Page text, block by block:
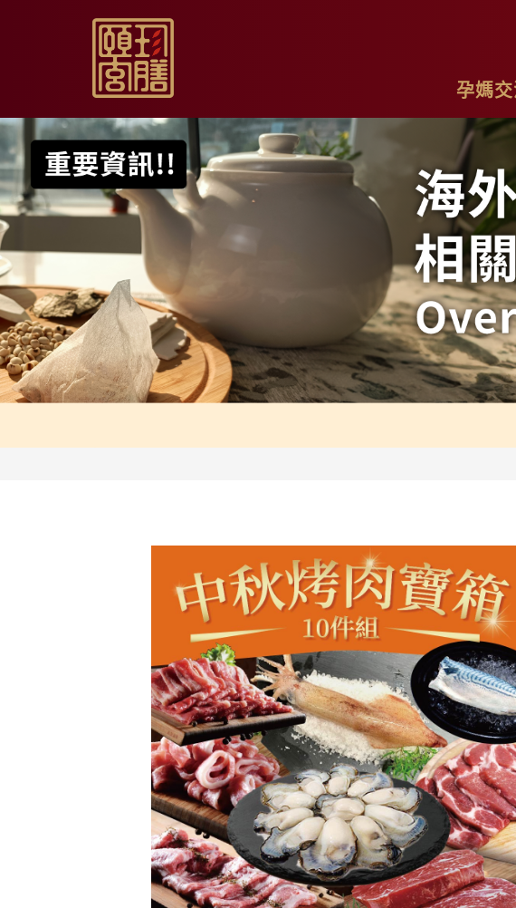
孕媽
最新
專欄
影片
【限時促銷】玫瑰夏日亮麗計畫
【居家月子DIY】坐月子料理食材套
【日常飲用】東方草本茶系列
【家庭食養】漢方藥膳燉包系列
【伴手送禮】烏骨滴雞精禮盒
【無禮盒自用】烏骨滴雞精家庭號
【台灣坐月子】月子周邊商品
【海外購物Oversea】滴雞精、30日